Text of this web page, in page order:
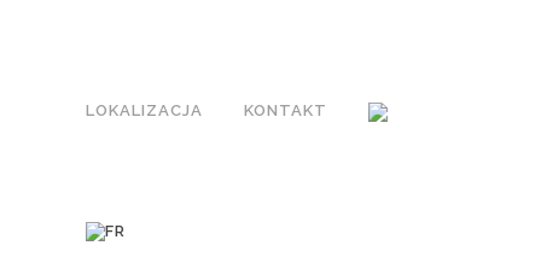
LOKALIZACJA KONTAKT